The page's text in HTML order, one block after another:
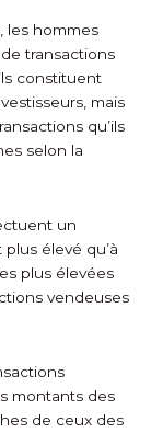
les hommes
transactions
constituent
mais
qu’ils
selon la
un
élevé qu’à
plus élevées
vendeuses
montants des
de ceux des